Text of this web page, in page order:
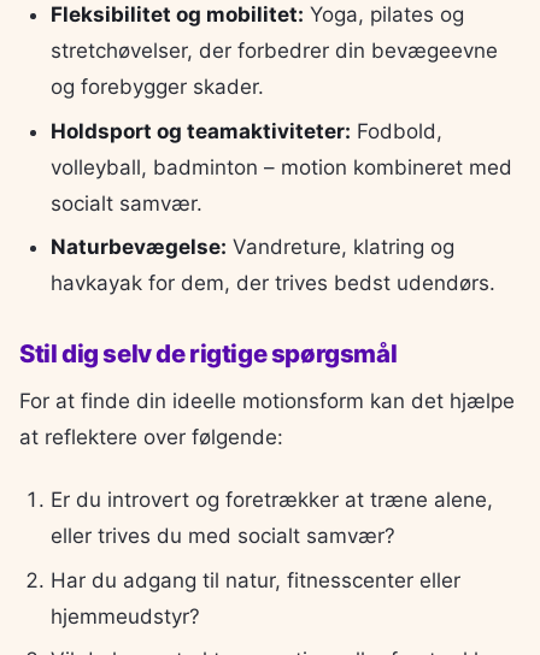
Fleksibilitet og mobilitet: Yoga, pilates og
stretchøvelser, der forbedrer din bevægeevne
og forebygger skader.
Holdsport og teamaktiviteter: Fodbold,
volleyball, badminton – motion kombineret med
socialt samvær.
Naturbevægelse: Vandreture, klatring og
havkayak for dem, der trives bedst udendørs.
Stil dig selv de rigtige spørgsmål
For at finde din ideelle motionsform kan det hjælpe
at reflektere over følgende:
Er du introvert og foretrækker at træne alene,
eller trives du med socialt samvær?
Har du adgang til natur, fitnesscenter eller
hjemmeudstyr?